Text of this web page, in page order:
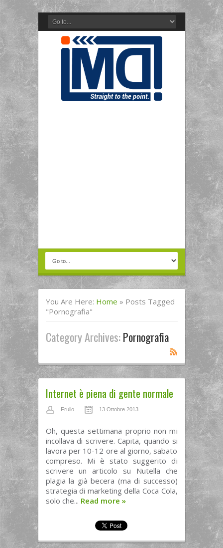
You Are Here: Home » Posts Tagged
"pornografia"
Category Archives:Pornografia
Internet è piena di gente normale
Frullo 13 Ottobre 2013
Oh, questa settimana proprio non mi
incollava di scrivere. Capita, quando si
lavora per 10-12 ore al giorno, sabato
compreso. Mi è stato suggerito di
scrivere un articolo su Nutella che
plagia la già becera (ma di successo)
strategia di marketing della Coca Cola,
solo che... Read more »